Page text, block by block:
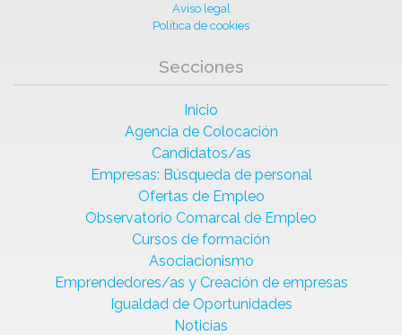
Aviso legal
Política de cookies
Secciones
Inicio
Agencia de Colocación
Candidatos/as
Empresas: Búsqueda de personal
Ofertas de Empleo
Observatorio Comarcal de Empleo
Cursos de formación
Asociacionismo
Emprendedores/as y Creación de empresas
Igualdad de Oportunidades
Noticias